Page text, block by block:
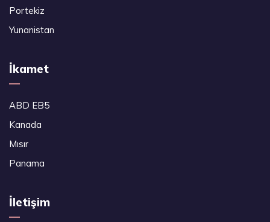
Portekiz
Yunanistan
İkamet
ABD EB5
Kanada
Mısır
Panama
İletişim